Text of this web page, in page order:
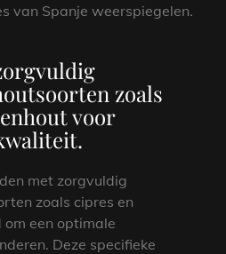
van Spanje weerspiegelen.
zoals
voor
met zorgvuldig
zoals cipres en
een optimale
Deze specifieke